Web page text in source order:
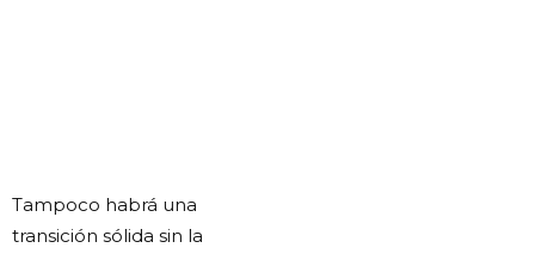
Tampoco habrá una
transición sólida sin la